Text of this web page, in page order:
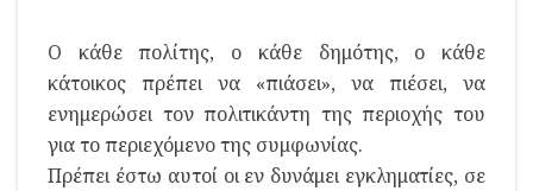
Ο κάθε πολίτης, ο κάθε δημότης, ο κάθε
κάτοικος πρέπει να «πιάσει», να πιέσει, να
ενημερώσει τον πολιτικάντη της περιοχής του
για το περιεχόμενο της συμφωνίας.
Πρέπει έστω αυτοί οι εν δυνάμει εγκληματίες, σε